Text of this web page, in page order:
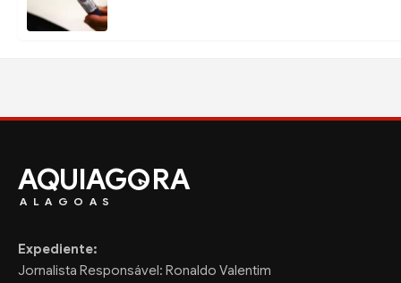
AQUIAG RA
ALAGOAS
Expediente:
Jornalista Responsável: Ronaldo Valentim